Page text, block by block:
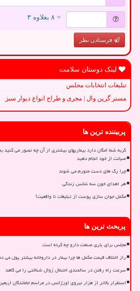
= ۸ بعلاوه ۳
فرستادن نظر
لینک دوستان سلامت
تبلیغات انتخابات مجلس
مستر گرین وال | مجری و طراح انواع دیوار سبز
پربیننده ترین ها
گربه شما امکان دارد بیماریهای بیشتری از آن چه تصور می کنید به
صیانت از خود انجام دهید
چرا رگ های دست متورم می شوند
هر اهدای خون سه شانس زندگی
مکمل جوان سازی پوست از تبلیغات تا واقعیت!
پربحث ترین ها
مجلس برای یاری صنعت دارو چه کرده است
راز اختلاف قیمت مکمل ها چرا بیمار در داروخانه بیشتر پول می
سرعت راه رفتن در سالمندی احتمال زوال شناختی را می کاهد
استقرار بالاتر از هزار نیروی اورژانس در مراسم جاماندگان